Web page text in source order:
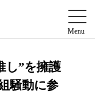
し”を擁護
騒動に参